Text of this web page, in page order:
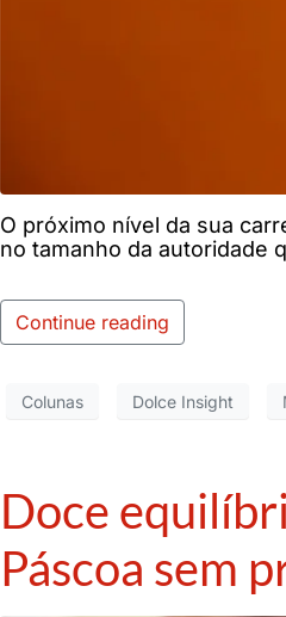
O próximo nível da sua
no tamanho da autoridade
Continue reading
Colunas Dolce Insight
Doce
Páscoa sem